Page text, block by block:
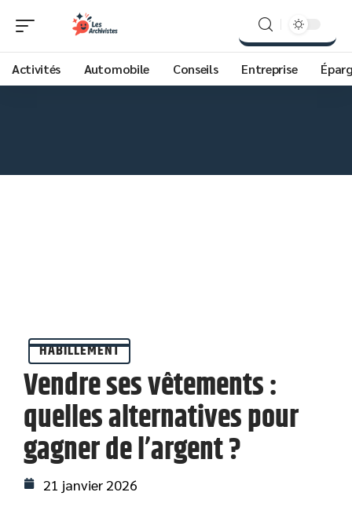
Activités Automobile Conseils Entreprise
HABILLEMENT
Vendre ses vêtements :
quelles alternatives pour
gagner de l’argent ?
21 janvier 2026